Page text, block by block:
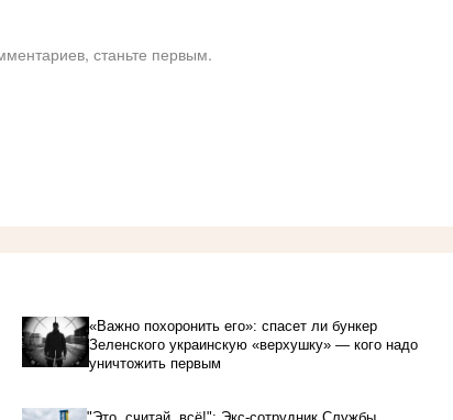
станьте первым.
«Важно похоронить его»: спасет ли бункер
Зеленского украинскую «верхушку» — кого надо
уничтожить первым